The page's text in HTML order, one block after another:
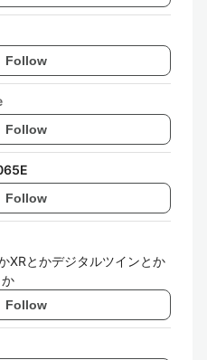
Follow
Follow
Follow
XRとかデジタルツインとか
Follow